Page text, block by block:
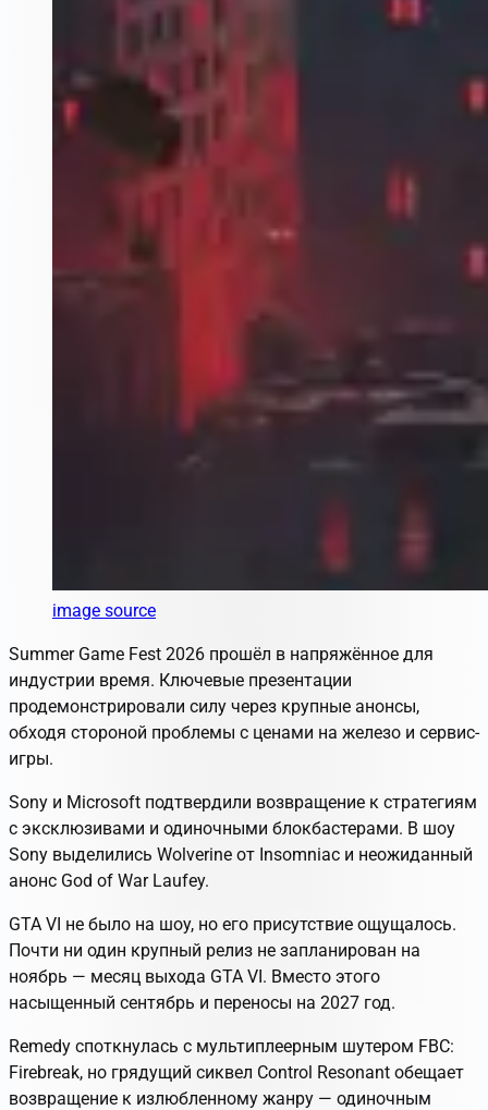
image source
Summer Game Fest 2026 прошёл в напряжённое для
индустрии время. Ключевые презентации
продемонстрировали силу через крупные анонсы,
обходя стороной проблемы с ценами на железо и сервис-
игры.
Sony и Microsoft подтвердили возвращение к стратегиям
с эксклюзивами и одиночными блокбастерами. В шоу
Sony выделились Wolverine от Insomniac и неожиданный
анонс God of War Laufey.
GTA VI не было на шоу, но его присутствие ощущалось.
Почти ни один крупный релиз не запланирован на
ноябрь — месяц выхода GTA VI. Вместо этого
насыщенный сентябрь и переносы на 2027 год.
Remedy споткнулась с мультиплеерным шутером FBC:
Firebreak, но грядущий сиквел Control Resonant обещает
возвращение к излюбленному жанру — одиночным